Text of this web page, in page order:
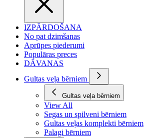
IZPĀRDOŠANA
No pat dzimšanas
Aprūpes piederumi
Populāras preces
DĀVANAS
Gultas veļa bērniem
Gultas veļa bērniem
View All
Segas un spilveni bērniem
Gultas veļas komplekti bērniem
Palagi bērniem